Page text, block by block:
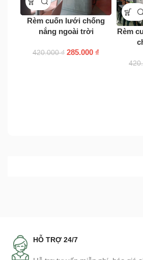
Rèm cuốn lưới chống
nắng ngoài trời
420.000₫ 285.000 ₫
Rèm
HỖ TRỢ 24/7